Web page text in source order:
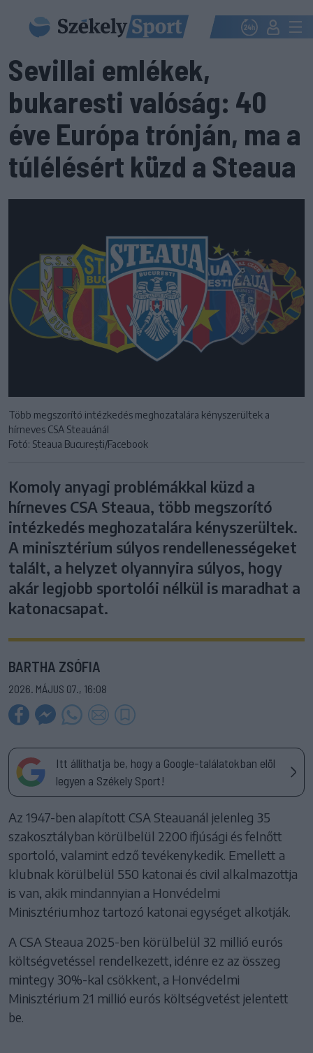
Sevillai emlékek,
bukaresti valóság: 40
éve Európa trónján, ma a
túlélésért küzd a Steaua
Több megszorító intézkedés meghozatalára kényszerültek a
hírneves CSA Steauánál
Fotó: Steaua București /Facebook
Komoly anyagi problémákkal küzd a
hírneves CSA Steaua, több megszorító
intézkedés meghozatalára kényszerültek.
A minisztérium súlyos rendellenességeket
talált, a helyzet olyannyira súlyos, hogy
akár legjobb sportolói nélkül is maradhat a
katonacsapat.
BARTHA ZSÓFIA
2026. MÁJUS 07., 16:08
Itt állíthatja be, hogy a Google-találatokban elöl
legyen a Székely Sport!
Az 1947-ben alapított CSA Steauanál jelenleg 35
szakosztályban körülbelül 2200 ifjúsági és felnőtt
sportoló, valamint edző tevékenykedik. Emellett a
klubnak körülbelül 550 katonai és civil alkalmazottja
is van, akik mindannyian a Honvédelmi
Minisztériumhoz tartozó katonai egységet alkotják.
A CSA Steaua 2025-ben körülbelül 32 millió eurós
költségvetéssel rendelkezett, idénre ez az összeg
mintegy 30%-kal csökkent, a Honvédelmi
Minisztérium 21 millió eurós költségvetést jelentett
be.